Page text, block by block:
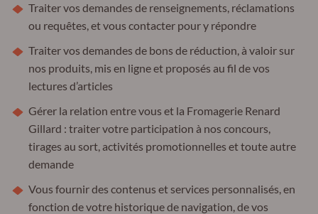
Traiter vos demandes de renseignements, réclamations
ou requêtes, et vous contacter pour y répondre
Traiter vos demandes de bons de réduction, à valoir sur
nos produits, mis en ligne et proposés au fil de vos
lectures d’articles
Gérer la relation entre vous et la Fromagerie Renard
Gillard : traiter votre participation à nos concours,
tirages au sort, activités promotionnelles et toute autre
demande
Vous fournir des contenus et services personnalisés, en
fonction de votre historique de navigation, de vos